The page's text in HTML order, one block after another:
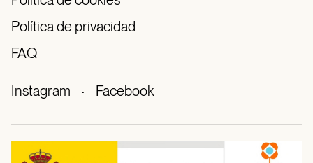
Política de privacidad
FAQ
Instagram · Facebook